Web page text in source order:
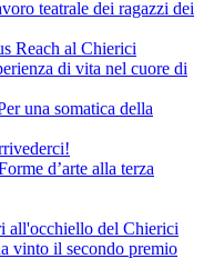
teatrale dei ragazzi dei
Reach al Chierici
di vita nel cuore di
una somatica della
d’arte alla terza
all'occhiello del Chierici
vinto il secondo premio